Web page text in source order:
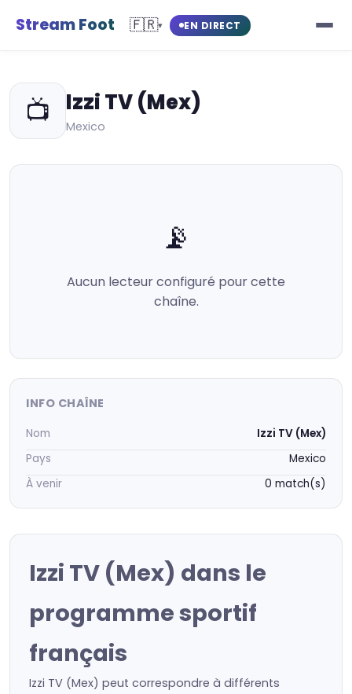
Stream Foot 🇫🇷▾ EN DIRECT
📺 Izzi TV (Mex)
Mexico
📡
Aucun lecteur configuré pour cette
chaîne.
INFO CHAÎNE
Nom
Izzi TV (Mex)
Pays
Mexico
À venir
0 match(s)
Izzi TV (Mex) dans le
programme sportif
français
Izzi TV (Mex) peut correspondre à différents